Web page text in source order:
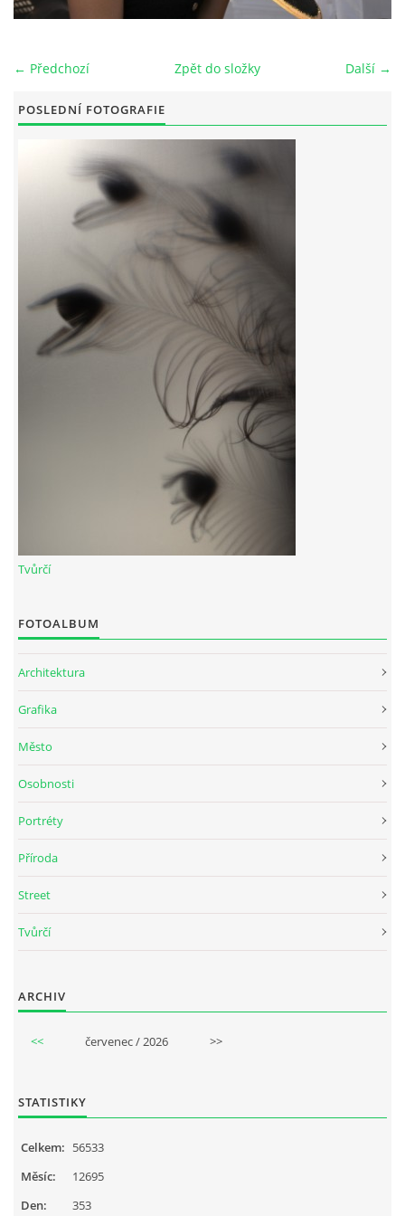
© 2026 eStránky.cz
← Předchozí Další →
Zpět do složky
POSLEDNÍ FOTOGRAFIE
Tvůrčí
FOTOALBUM
Architektura
Grafika
Město
Osobnosti
Portréty
Příroda
Street
Tvůrčí
ARCHIV
<< červenec / 2026 >>
STATISTIKY
Celkem: 56533
Měsíc:
12695
Den:
353